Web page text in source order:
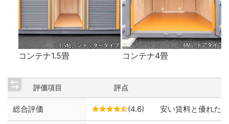
コンテナ1.5畳 コンテナ4畳
評価項目 評点
総合評価 (4.6) 安い賃料と優れた